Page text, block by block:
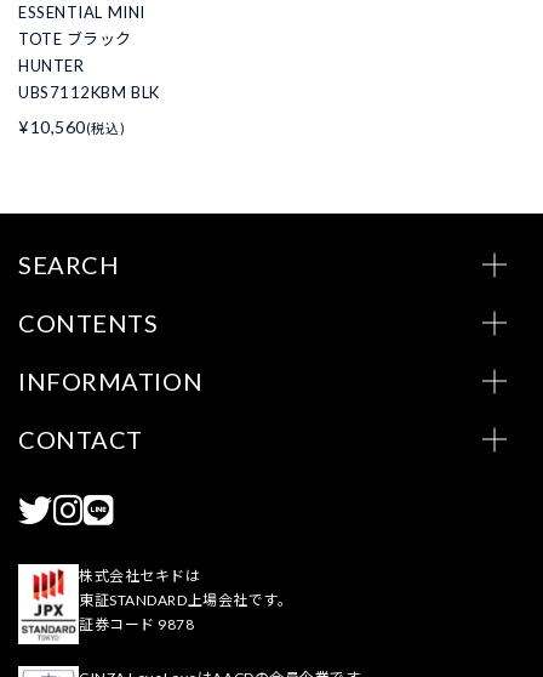
ESSENTIAL MINI
TOTE ブラック
HUNTER
UBS7112KBM BLK
¥10,560(税込)
SEARCH
CONTENTS
INFORMATION
CONTACT
株式会社セキドは
東証STANDARD上場会社です。
証券コード 9878